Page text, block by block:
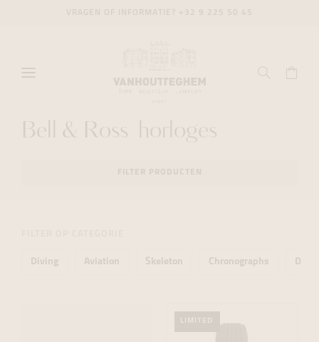
Bell & Ross horloges
Diving Aviation Skeleton Chronographs Daily
LIMITED